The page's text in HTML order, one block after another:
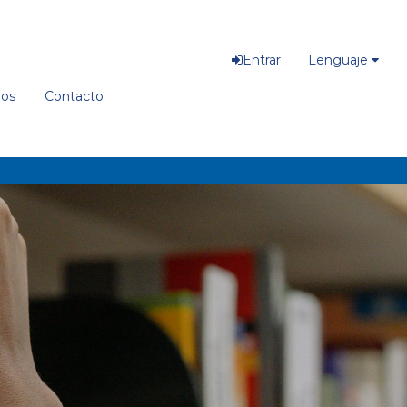
Contacto
Entrar Lenguaje